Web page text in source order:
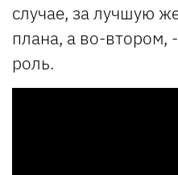
случае, за лучшую
плана, а во-
роль.